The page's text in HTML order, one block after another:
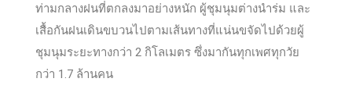
ท่ามกลางฝนที่ตกลงมาอย่างหนัก ผู้ชุมนุมต่างนำร่ม และ
เสื้อกันฝนเดินขบวนไปตามเส้นทางที่แน่นขจัดไปด้วยผู้
ชุมนุมระยะทางกว่า 2 กิโลเมตร ซึ่งมากันทุกเพศทุกวัย
กว่า 1.7 ล้านคน